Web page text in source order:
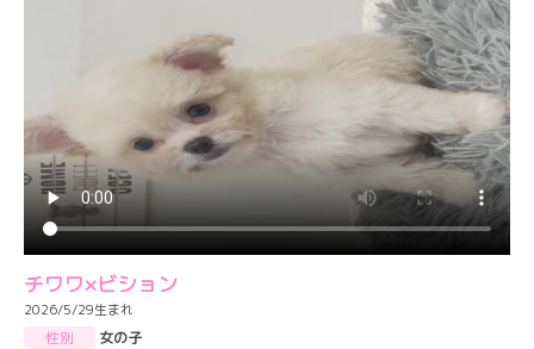
チワワ×ビション
2026/5/29生まれ
性別
女の子